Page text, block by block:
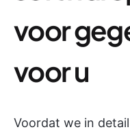
voor
voor u
Voordat we in